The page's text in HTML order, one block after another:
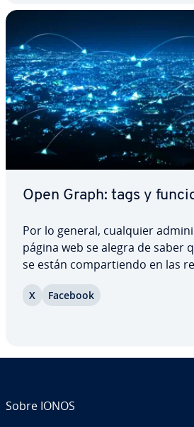
Open Graph: tags y
Por lo general, cualquier
página web se alegra de saber
se están co­m­pa­r­tie­n­do en las
dejan mucho que desear. Para
X Facebook
Sobre IONOS